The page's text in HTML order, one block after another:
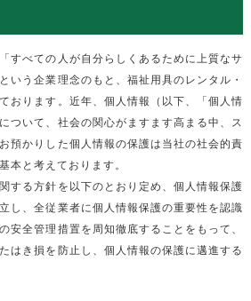
すべての人が自分らしくあるために上質なサ
いう企業理念のもと、福祉用具のレンタル・
おります。近年、個人情報（以下、「個人情
ついて、社会の関心がますます高まる中、ス
預かりした個人情報の保護は当社の社会的責
本と考えております。
する方針を以下のとおり定め、個人情報保護
し、全従業者に個人情報保護の重要性を認識
安全管理措置を周知徹底することをもって、
はき損を防止し、個人情報の保護に邁進する